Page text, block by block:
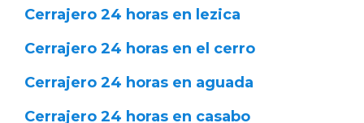
Cerrajero 24 horas en lezica
Cerrajero 24 horas en el cerro
Cerrajero 24 horas en aguada
Cerrajero 24 horas en casabo